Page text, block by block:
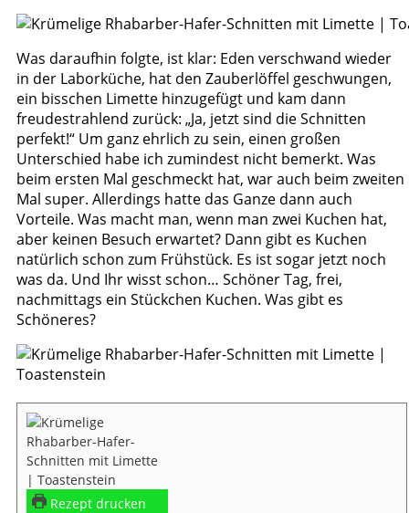
Was daraufhin folgte, ist klar: Eden verschwand wieder
in der Laborküche, hat den Zauberlöffel geschwungen,
ein bisschen Limette hinzugefügt und kam dann
freudestrahlend zurück: „Ja, jetzt sind die Schnitten
perfekt!“ Um ganz ehrlich zu sein, einen großen
Unterschied habe ich zumindest nicht bemerkt. Was
beim ersten Mal geschmeckt hat, war auch beim zweiten
Mal super. Allerdings hatte das Ganze dann auch
Vorteile. Was macht man, wenn man zwei Kuchen hat,
aber keinen Besuch erwartet? Dann gibt es Kuchen
natürlich schon zum Frühstück. Es ist sogar jetzt noch
was da. Und Ihr wisst schon… Schöner Tag, frei,
nachmittags ein Stückchen Kuchen. Was gibt es
Schöneres?
Rezept drucken